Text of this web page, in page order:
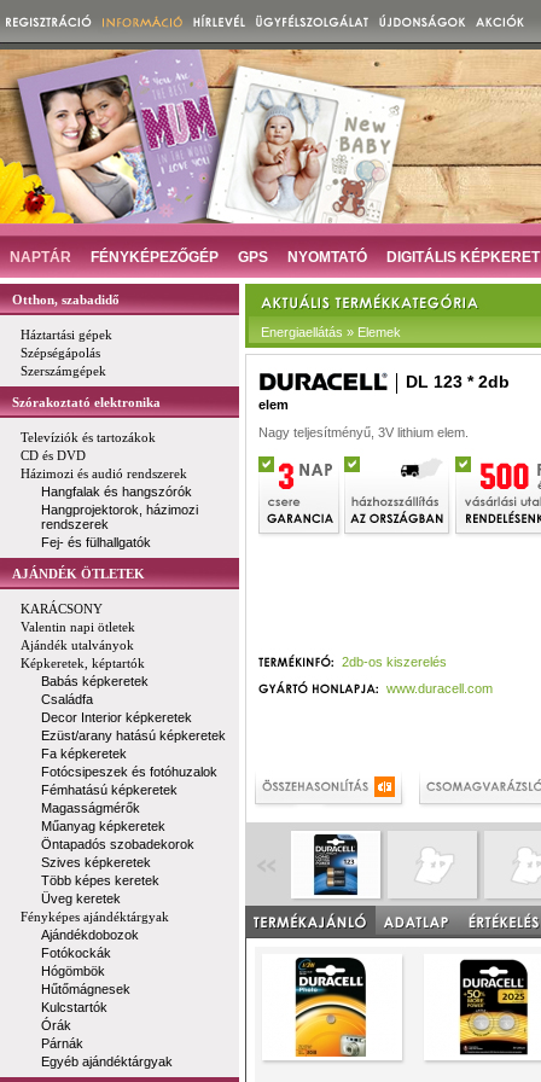
NAPTÁR FÉNYKÉPEZŐGÉP GPS NYOMTATÓ DIGITÁLIS KÉPKERET
Otthon, szabadidő
Háztartási gépek
Szépségápolás
Szerszámgépek
Szórakoztató elektronika
Televíziók és tartozákok
CD és DVD
Házimozi és audió rendszerek
Hangfalak és hangszórók
Hangprojektorok, házimozi
rendszerek
Fej- és fülhallgatók
AJÁNDÉK ÖTLETEK
KARÁCSONY
Valentin napi ötletek
Ajándék utalványok
Képkeretek, képtartók
Babás képkeretek
Családfa
Decor Interior képkeretek
Ezüst/arany hatású képkeretek
Fa képkeretek
Fotócsipeszek és fotóhuzalok
Fémhatású képkeretek
Magasságmérők
Műanyag képkeretek
Öntapadós szobadekorok
Szives képkeretek
Több képes keretek
Üveg keretek
Fényképes ajándéktárgyak
Ajándékdobozok
Fotókockák
Hógömbök
Hűtőmágnesek
Kulcstartók
Órák
Párnák
Egyéb ajándéktárgyak
Energiaellátás » Elemek
DL 123 * 2db
elem
Nagy teljesítményű, 3V lithium elem.
2db-os kiszerelés
www.duracell.com